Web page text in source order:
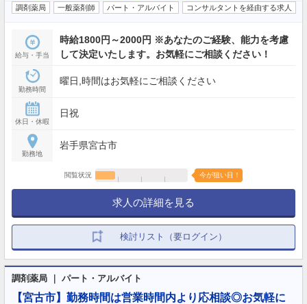
調剤薬局 一般薬剤師 パート・アルバイト コンサルタントを経由する求人
給与・手当
時給1800円～2000円 ※あなたのご経験、能力を考慮
して決定いたします。お気軽にご相談ください！
勤務時間
曜日,時間はお気軽にご相談ください
休日・休暇
日祝
勤務地
岩手県宮古市
閲覧状況 今が狙い目！
求人の詳細を見る
検討リスト（要ログイン）
調剤薬局 ｜ パート・アルバイト
【宮古市】勤務時間は営業時間内より応相談◎お気軽に